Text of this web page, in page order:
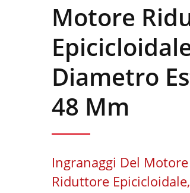
Motore
Diametro
48 Mm
Ingranaggi Del
Riduttore